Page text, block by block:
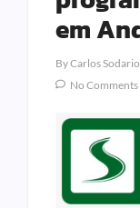
em
ByCarlos Sodario
No Comments